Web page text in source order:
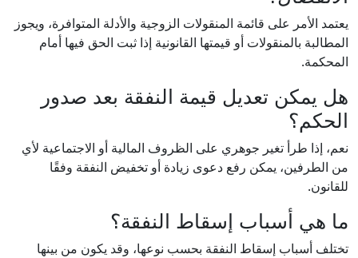
يعتمد الأمر على قائمة المنقولات الزوجية والأدلة المتوافرة، ويجوز
المطالبة بالمنقولات أو قيمتها القانونية إذا ثبت الحق فيها أمام
المحكمة.
هل يمكن تعديل قيمة النفقة بعد صدور
الحكم؟
نعم، إذا طرأ تغير جوهري على الظروف المالية أو الاجتماعية لأي
من الطرفين، يمكن رفع دعوى زيادة أو تخفيض النفقة وفقًا
للقانون.
ما هي أسباب إسقاط النفقة؟
تختلف أسباب إسقاط النفقة بحسب نوعها، وقد يكون من بينها